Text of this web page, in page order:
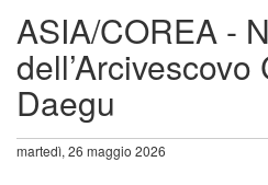
ASIA/COREA -
Daegu
martedì, 26 maggio 2026